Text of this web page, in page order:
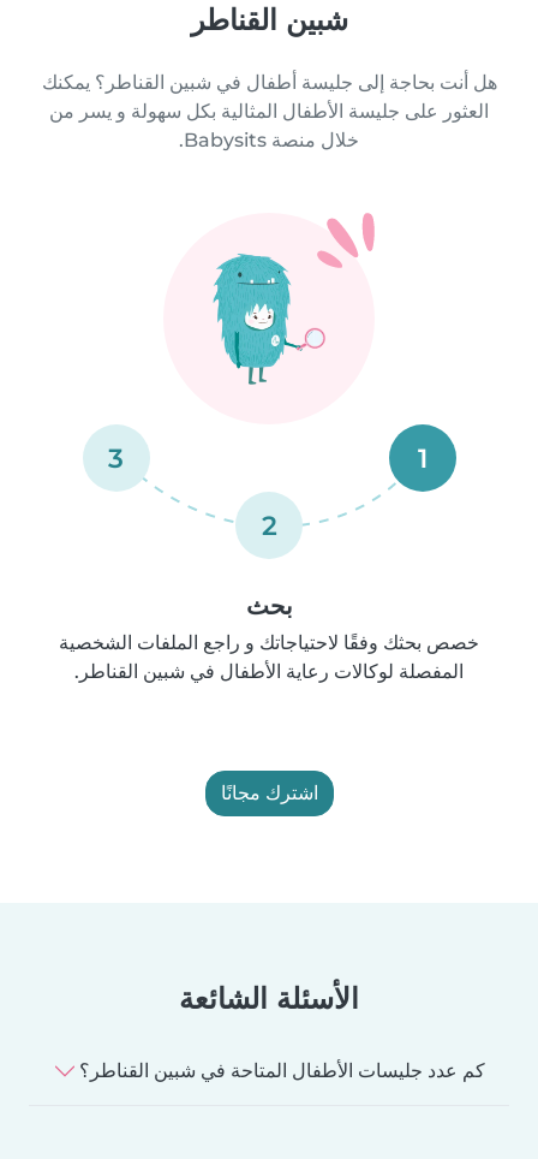
شبين القناطر
هل أنت بحاجة إلى جليسة أطفال في شبين القناطر؟ يمكنك
العثور على جليسة الأطفال المثالية بكل سهولة و يسر من
خلال منصة Babysits.
1
2
3
بحث
خصص بحثك وفقًا لاحتياجاتك و راجع الملفات الشخصية
المفصلة لوكالات رعاية الأطفال في شبين القناطر.
اشترك مجانًا
الأسئلة الشائعة
كم عدد جليسات الأطفال المتاحة في شبين القناطر؟